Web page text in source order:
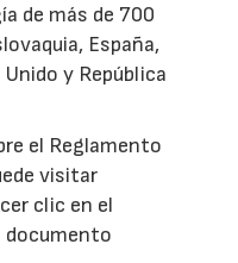
de más de 700
España,
y República
el Reglamento
visitar
clic en el
documento